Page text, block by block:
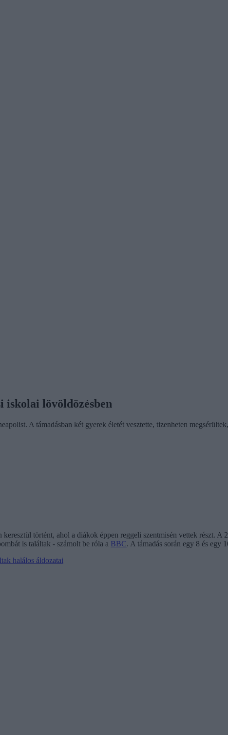
iskolai lövöldözésben
A támadásban két gyerek életét vesztette, tizenheten
történt, ahol a diákok éppen reggeli szentmisén vettek részt. A
is találtak - számolt be róla a BBC. A támadás során egy 8 és egy
halálos áldozatai